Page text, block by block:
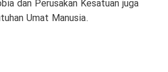
dan Perusakan Kesatuan juga
Umat Manusia.